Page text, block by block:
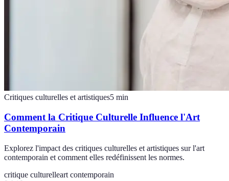
Critiques culturelles et artistiques5 min
Comment la Critique Culturelle Influence l'Art
Contemporain
Explorez l'impact des critiques culturelles et artistiques sur l'art
contemporain et comment elles redéfinissent les normes.
critique culturelleart contemporain